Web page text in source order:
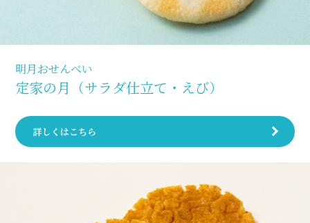
明月おせんべい
定家の月（サラダ仕立て・えび）
詳しくはこちら